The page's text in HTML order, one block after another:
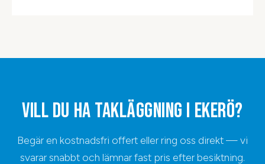
VILL DU HATAKLÄGGNING I EKERÖ?
Begär en kostnadsfri offert eller ring oss direkt — vi
svarar snabbt och lämnar fast pris efter besiktning.